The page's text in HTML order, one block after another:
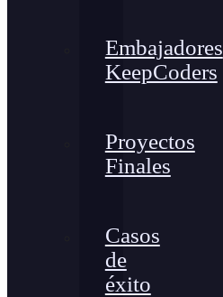
Embajadores
KeepCoders
Proyectos
Finales
Casos
de
éxito